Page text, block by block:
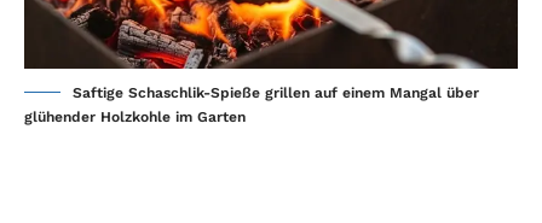
Saftige Schaschlik-Spieße grillen auf einem Mangal über
glühender Holzkohle im Garten